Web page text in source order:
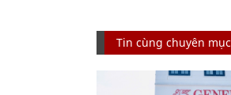
Tin cùng chuyên mục